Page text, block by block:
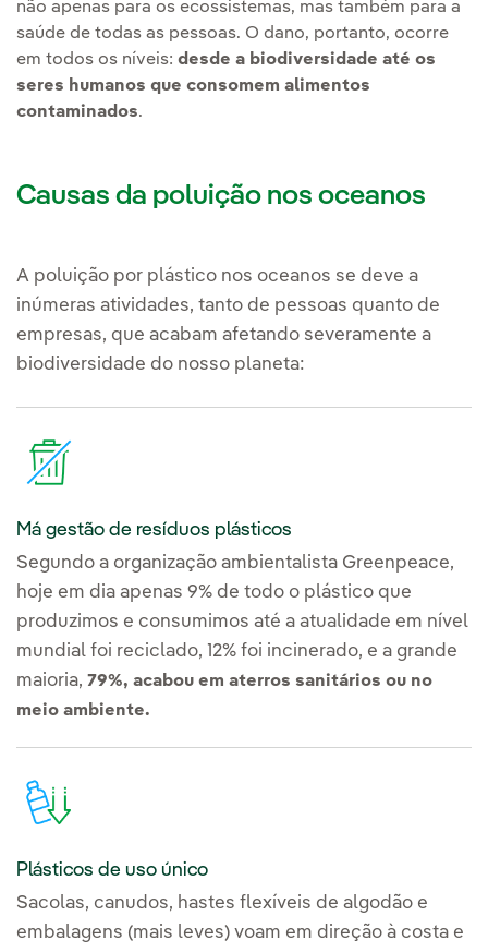
não apenas para os ecossistemas, mas também para a
saúde de todas as pessoas. O dano, portanto, ocorre
em todos os níveis: desde a biodiversidade até os
seres humanos que consomem alimentos
contaminados.
Causas da poluição nos oceanos
A poluição por plástico nos oceanos se deve a
inúmeras atividades, tanto de pessoas quanto de
empresas, que acabam afetando severamente a
biodiversidade do nosso planeta:
Má gestão de resíduos plásticos
Segundo a organização ambientalista Greenpeace,
hoje em dia apenas 9% de todo o plástico que
produzimos e consumimos até a atualidade em nível
mundial foi reciclado, 12% foi incinerado, e a grande
maioria, 79%, acabou em aterros sanitários ou no
meio ambiente.
Plásticos de uso único
Sacolas, canudos, hastes flexíveis de algodão e
embalagens (mais leves) voam em direção à costa e